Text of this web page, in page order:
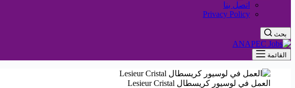
اتصل بنا
Privacy Policy
بحث
القائمة
العمل في لوسيور كريسطال Lesieur Cristal